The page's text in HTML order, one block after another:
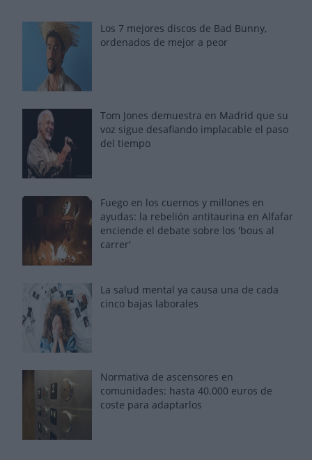
Los 7 mejores discos de Bad Bunny,
ordenados de mejor a peor
Tom Jones demuestra en Madrid que su
voz sigue desafiando implacable el paso
del tiempo
Fuego en los cuernos y millones en
ayudas: la rebelión antitaurina en Alfafar
enciende el debate sobre los 'bous al
carrer'
La salud mental ya causa una de cada
cinco bajas laborales
Normativa de ascensores en
comunidades: hasta 40.000 euros de
coste para adaptarlos